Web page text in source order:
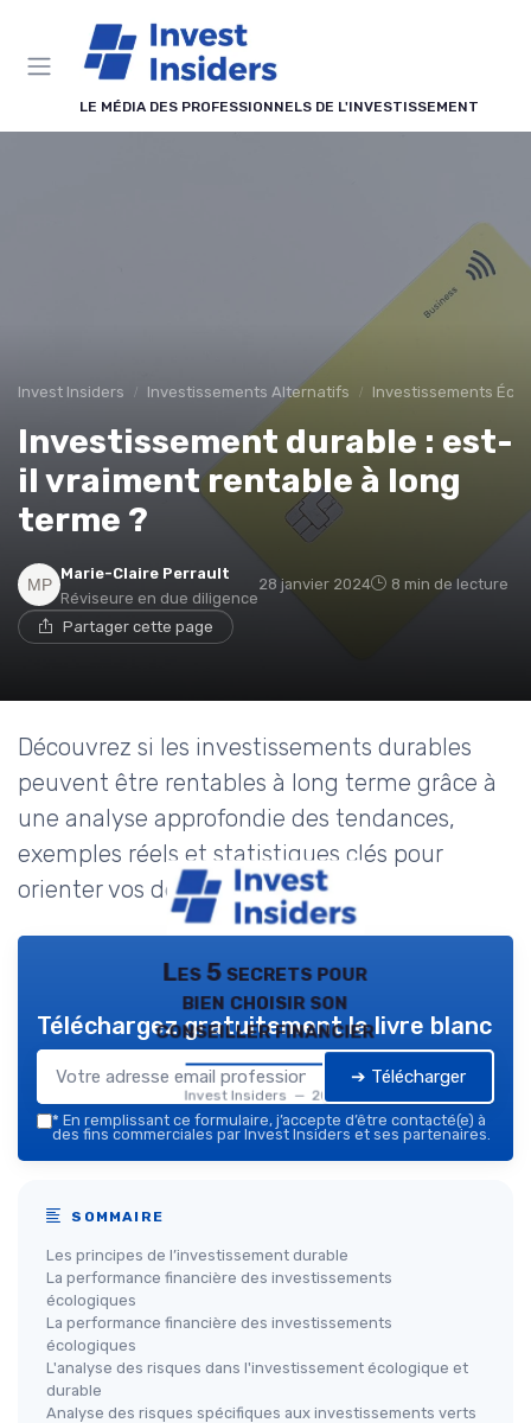
LE MÉDIA DES PROFESSIONNELS DE L'INVESTISSEMENT
Invest Insiders Investissements Alternatifs Investissements
Investissement durable : est-
il vraiment rentable à long
terme ?
Marie-Claire Perrault
Réviseure en due diligence
28 janvier 2024 8 min de lecture
Partager cette page
Découvrez si les investissements durables
peuvent être rentables à long terme grâce à
une analyse approfondie des tendances,
exemples réels et statistiques clés pour
orienter vos décisions.
Les 5 secrets pour
bien choisir son
conseiller financier
Invest Insiders — 2026
Téléchargez gratuitement le livre blanc
➔ Télécharger
* En remplissant ce formulaire, j’accepte d’être contacté(e) à
des fins commerciales par Invest Insiders et ses partenaires.
SOMMAIRE
Les principes de l’investissement durable
La performance financière des investissements
écologiques
La performance financière des investissements
écologiques
L'analyse des risques dans l'investissement écologique et
durable
Analyse des risques spécifiques aux investissements verts